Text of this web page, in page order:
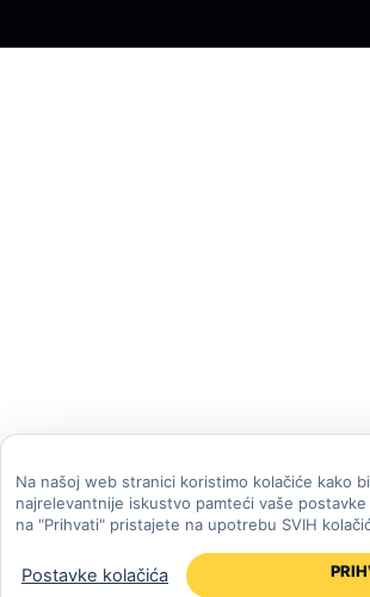
Na našoj web stranici koristimo kolačiće kako
najrelevantnije iskustvo pamteći vaše
na "Prihvati" pristajete na upotrebu SVIH
Postavke kolačića